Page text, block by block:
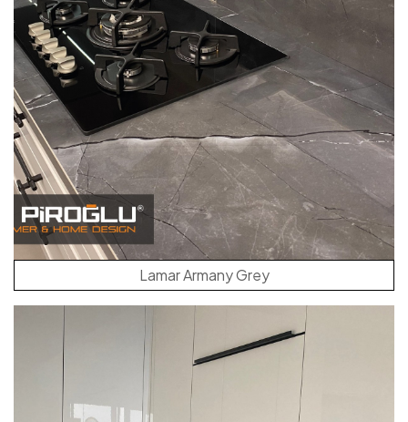
Lamar Armany Grey